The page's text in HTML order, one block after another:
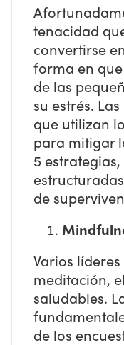
tenacidad
convertirse
forma en
de las
su estrés.
que utilizan
para mitigar
5
de
Varios
meditación,
saludables.
de los